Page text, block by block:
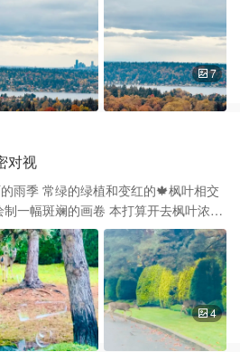
移不开眼 难怪Somerset的房价贵 这山
浅的云搭配这秋日特有的色彩 更像一幅
喜。
7
对视
雨季 常绿的绿植和变红的🍁枫叶相交
画卷 本打算开去枫叶浓郁
就偶遇了一对小鹿 赶紧靠边停车say
意的很 没事儿瞅我两眼完全不怕生
一会儿 端详了一下我这个望着它们的
弯儿去了 真希望每个人的生活都可以
4